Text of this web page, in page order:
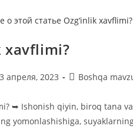
xavflimi?
апреля, 2023
Рубрика
Boshqa
➥ Ishonish qiyin, biroq tana
yomonlashishiga,